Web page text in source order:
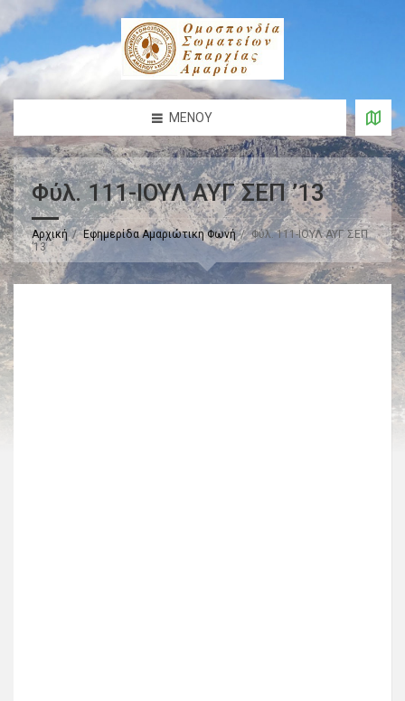
ΜΕΝΟΎ
Φύλ. 111-ΙΟΥΛ ΑΥΓ ΣΕΠ ’13
Αρχική Εφημερίδα Αμαριώτικη Φωνή
Φύλ. 111-ΙΟΥΛ ΑΥΓ ΣΕΠ
’13